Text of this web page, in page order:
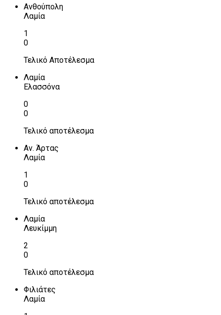
Ανθούπολη
Λαμία
1
0
Τελικό Αποτέλεσμα
Λαμία
Ελασσόνα
0
0
Τελικό αποτέλεσμα
Αν. Άρτας
Λαμία
1
0
Τελικό αποτέλεσμα
Λαμία
Λευκίμμη
2
0
Τελικό αποτέλεσμα
Φιλιάτες
Λαμία